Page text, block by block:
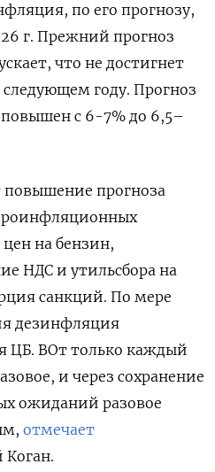
по его прогнозу,
г. Прежний прогноз
что не достигнет
году. Прогноз
с 6-7% до 6,5–
повышение прогноза
на бензин,
НДС и утильсбора на
санкций. По мере
дезинфляция
ЦБ. ВОт только каждый
и через сохранение
ожиданий разовое
отмечает
Коган.